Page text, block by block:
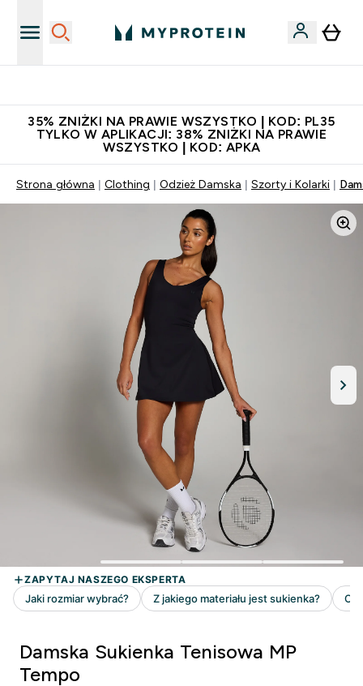
35% ZNIŻKI NA PRAWIE WSZYSTKO | KOD: PL35
TYLKO W APLIKACJI: 38% ZNIŻKI NA PRAWIE
WSZYSTKO | KOD: APKA
Strona główna Clothing Odzież Damska Szorty i Kolarki
Damska Sukienka Tenisowa MP
Tempo